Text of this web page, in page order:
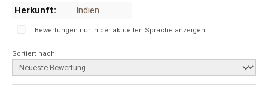
Herkunft:
Indien
Bewertungen nur in der aktuellen Sprache anzeigen.
Sortiert nach